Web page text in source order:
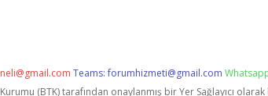
Teams:forumhizmeti@gmail.com
(BTK) tarafından onaylanmış bir Yer Sağlayıcı